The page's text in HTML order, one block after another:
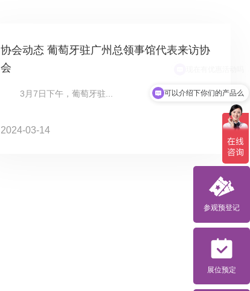
协会动态 葡萄牙驻广州总领事馆代表来访协
会
3月7日下午，葡萄牙驻...
2024-03-14
参观预登记
展位预定
可以介绍下你们的产品么